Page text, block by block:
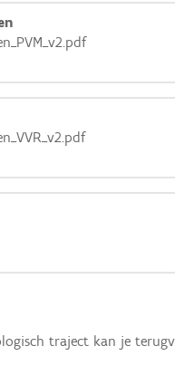
traject kan je